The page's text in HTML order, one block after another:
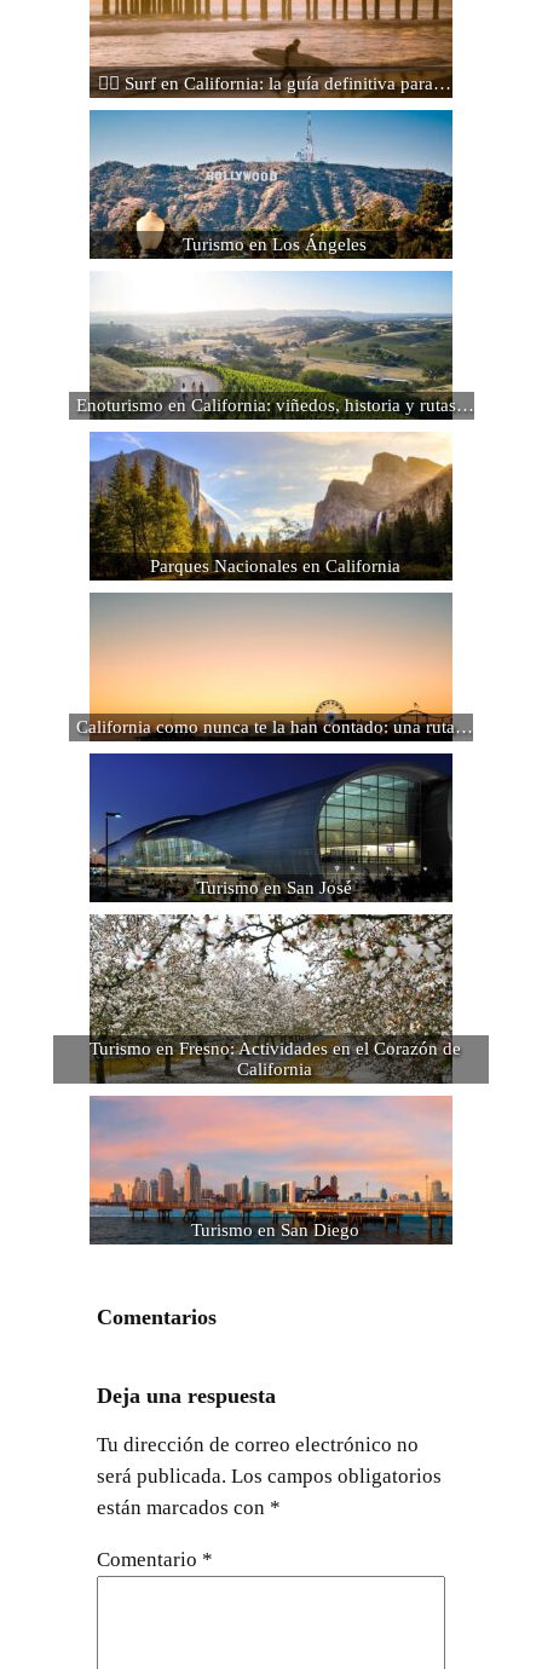
🏄‍♂️ Surf en California: la guía definitiva para…
Turismo en Los Ángeles
Enoturismo en California: viñedos, historia y rutas…
Parques Nacionales en California
California como nunca te la han contado: una ruta…
Turismo en San José
Turismo en Fresno: Actividades en el Corazón de
California
Turismo en San Diego
Comentarios
Deja una respuesta
Tu dirección de correo electrónico no
será publicada. Los campos obligatorios
están marcados con *
Comentario *